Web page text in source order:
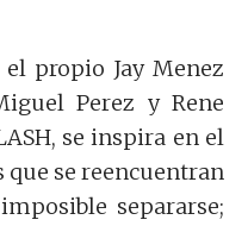
propio Jay Menez
Perez y Rene
se inspira en el
que se reencuentran
separarse;